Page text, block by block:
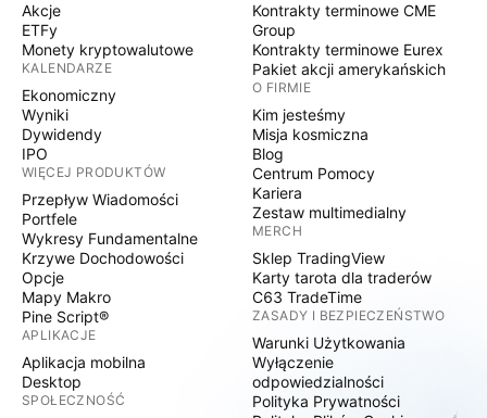
Akcje
ETFy
Monety kryptowalutowe
KALENDARZE
Ekonomiczny
Wyniki
Dywidendy
IPO
WIĘCEJ PRODUKTÓW
Przepływ Wiadomości
Portfele
Wykresy Fundamentalne
Krzywe Dochodowości
Opcje
Mapy Makro
Pine Script®
APLIKACJE
Aplikacja mobilna
Desktop
SPOŁECZNOŚĆ
Kontrakty terminowe CME
Group
Kontrakty terminowe Eurex
Pakiet akcji amerykańskich
O FIRMIE
Kim jesteśmy
Misja kosmiczna
Blog
Centrum Pomocy
Kariera
Zestaw multimedialny
MERCH
Sklep TradingView
Karty tarota dla traderów
C63 TradeTime
ZASADY I BEZPIECZEŃSTWO
Warunki Użytkowania
Wyłączenie
odpowiedzialności
Polityka Prywatności